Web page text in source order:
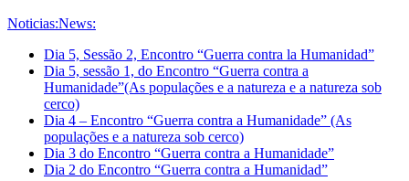
Noticias:News:
Dia 5, Sessão 2, Encontro “Guerra contra la Humanidad”
Dia 5, sessão 1, do Encontro “Guerra contra a
Humanidade”(As populações e a natureza e a natureza sob
cerco)
Dia 4 – Encontro “Guerra contra a Humanidade” (As
populações e a natureza sob cerco)
Dia 3 do Encontro “Guerra contra a Humanidade”
Dia 2 do Encontro “Guerra contra a Humanidad”